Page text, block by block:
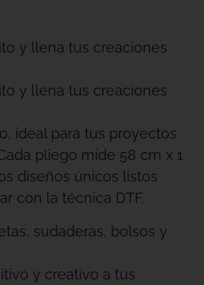
y llena tus creaciones
y llena tus creaciones
ideal para tus proyectos
pliego mide 58 cm x 1
diseños únicos listos
con la técnica DTF.
sudaderas, bolsos y
y creativo a tus